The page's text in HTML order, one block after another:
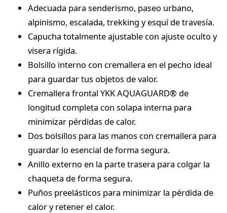
Adecuada para senderismo, paseo urbano,
alpinismo, escalada, trekking y esquí de travesía.
Capucha totalmente ajustable con ajuste oculto y
visera rígida.
Bolsillo interno con cremallera en el pecho ideal
para guardar tus objetos de valor.
Cremallera frontal YKK AQUAGUARD® de
longitud completa con solapa interna para
minimizar pérdidas de calor.
Dos bolsillos para las manos con cremallera para
guardar lo esencial de forma segura.
Anillo externo en la parte trasera para colgar la
chaqueta de forma segura.
Puños preelásticos para minimizar la pérdida de
calor y retener el calor.